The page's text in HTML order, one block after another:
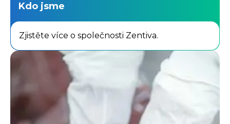
Kdo jsme
Zjistěte více o společnosti Zentiva.